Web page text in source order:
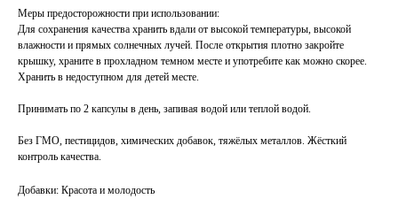
Меры предосторожности при использовании:
Для сохранения качества хранить вдали от высокой температуры, высокой
влажности и прямых солнечных лучей. После открытия плотно закройте
крышку, храните в прохладном темном месте и употребите как можно скорее.
Хранить в недоступном для детей месте.
Принимать по 2 капсулы в день, запивая водой или теплой водой.
Без ГМО, пестицидов, химических добавок, тяжёлых металлов. Жёсткий
контроль качества.
Добавки: Красота и молодость